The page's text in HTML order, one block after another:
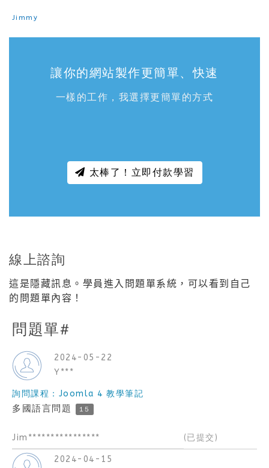
Jimmy
讓你的網站製作更簡單、快速
一樣的工作，我選擇更簡單的方式
太棒了！立即付款學習
線上諮詢
這是隱藏訊息。學員進入問題單系統，可以看到自己
的問題單內容！
問題單#
2024-05-22
Y***
詢問課程：Joomla 4 教學筆記
多國語言問題 15
Jim**************** (已提交)
2024-04-15